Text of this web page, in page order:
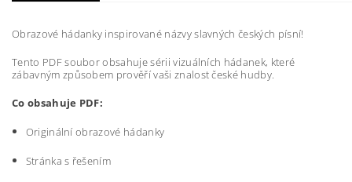
Obrazové hádanky inspirované názvy slavných českých písní!
Tento PDF soubor obsahuje sérii vizuálních hádanek, které
zábavným způsobem prověří vaši znalost české hudby.
Co obsahuje PDF:
Originální obrazové hádanky
Stránka s řešením